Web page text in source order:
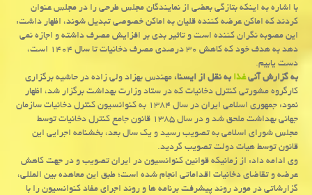
با اشاره به اینكه بتازگی بعضی از نمایندگان مجلس طرحی را در مجلس عنوان
كردند كه اماكن عرضه كننده قلیان به اماكن خصوصی تبدیل شوند، اظهار داشت:
این مصوبه نگران كننده است و تاثیر بدی بر افزایش مصرف داشته و اجازه نمی
دهد به هدف خود كه كاهش ۳۰ درصدی مصرف دخانیات تا سال ۱۴۰۴ است،
دست یابیم.
به گزارش آنیغذابه نقل از ایسنا،مهندس بهزاد ولی زاده در حاشیه برگزاری
كارگروه مشورتی كنترل دخانیات كه در ستاد وزارت بهداشت برگزار شد، اظهار
نمود: جمهوری اسلامی ایران در سال ۱۳۸۴ به كنوانسیون كنترل دخانیات سازمان
جهانی بهداشت ملحق شد و در سال ۱۳۸۵ قانون جامع كنترل دخانیات توسط
مجلس شورای اسلامی به تصویب رسید و یك سال بعد، بخشنامه اجرایی این
قانون توسط هیات دولت تصویب گردید.
وی ادامه داد: از زمانیكه قوانین كنوانسیون در ایران تصویب و در جهت كاهش
عرضه و تقاضای دخانیات اقداماتی انجام شده است؛ طبق این معاهده بین المللی،
گزارشاتی در مورد روند پیشرفت برنامه ها و روند اجرای مفاد كنوانسیون را با